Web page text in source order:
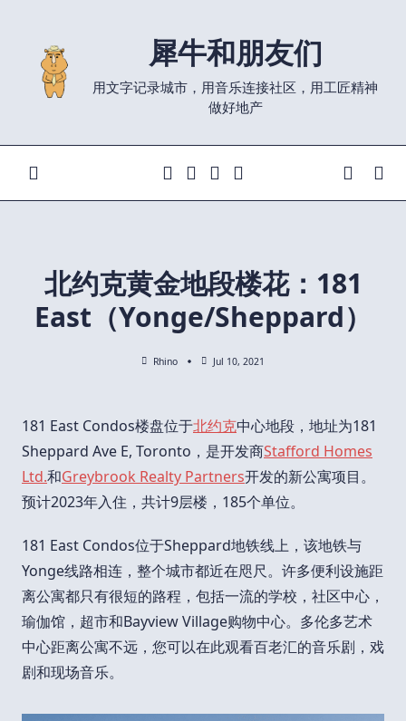
content
犀牛和朋友们
用文字记录城市，用音乐连接社区，用工匠精神
做好地产
北约克黄金地段楼花：181
East（Yonge/Sheppard）
Rhino Jul 10, 2021
181 East Condos楼盘位于北约克中心地段，地址为181
Sheppard Ave E, Toronto，是开发商Stafford Homes
Ltd.和Greybrook Realty Partners开发的新公寓项目。
预计2023年入住，共计9层楼，185个单位。
181 East Condos位于Sheppard地铁线上，该地铁与
Yonge线路相连，整个城市都近在咫尺。许多便利设施距
离公寓都只有很短的路程，包括一流的学校，社区中心，
瑜伽馆，超市和Bayview Village购物中心。多伦多艺术
中心距离公寓不远，您可以在此观看百老汇的音乐剧，戏
剧和现场音乐。